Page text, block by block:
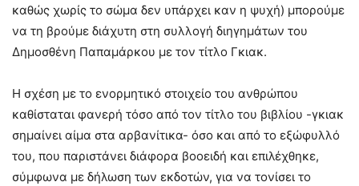
καθώς χωρίς το σώμα δεν υπάρχει καν η ψυχή) μπορούμε
να τη βρούμε διάχυτη στη συλλογή διηγημάτων του
Δημοσθένη Παπαμάρκου με τον τίτλο Γκιακ.
Η σχέση με το ενορμητικό στοιχείο του ανθρώπου
καθίσταται φανερή τόσο από τον τίτλο του βιβλίου -γκιακ
σημαίνει αίμα στα αρβανίτικα- όσο και από το εξώφυλλό
του, που παριστάνει διάφορα βοοειδή και επιλέχθηκε,
σύμφωνα με δήλωση των εκδοτών, για να τονίσει το